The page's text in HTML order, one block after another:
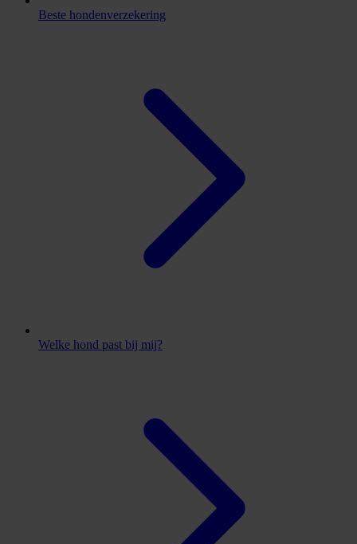
Beste hondenverzekering
Welke hond past bij mij?